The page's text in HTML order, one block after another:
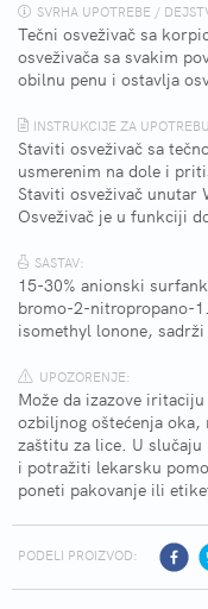
SVRHA UPOTREBE /
Tečni osveživač sa
osveživača sa svakim
obilnu penu i ostavlja
INSTRUKCIJE ZA
Staviti osveživač sa
usmerenim na dole i
Staviti osveživač unutar
Osveživač je u funkciji
SASTAV:
15-30% anionski
bromo-2-nitropropano-
isomethyl lonone,
UPOZORENJE:
Može da izazove
ozbiljnog oštećenja
zaštitu za lice. U
i potražiti lekarsku
poneti pakovanje ili
PODELI PROIZVOD: